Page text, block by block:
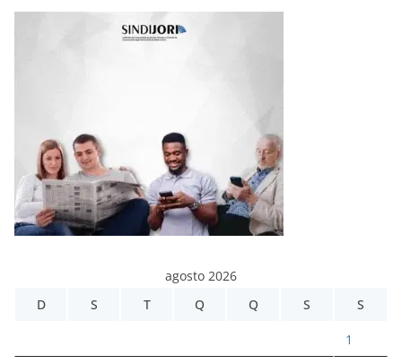
agosto 2026
D
S T Q Q S S
1